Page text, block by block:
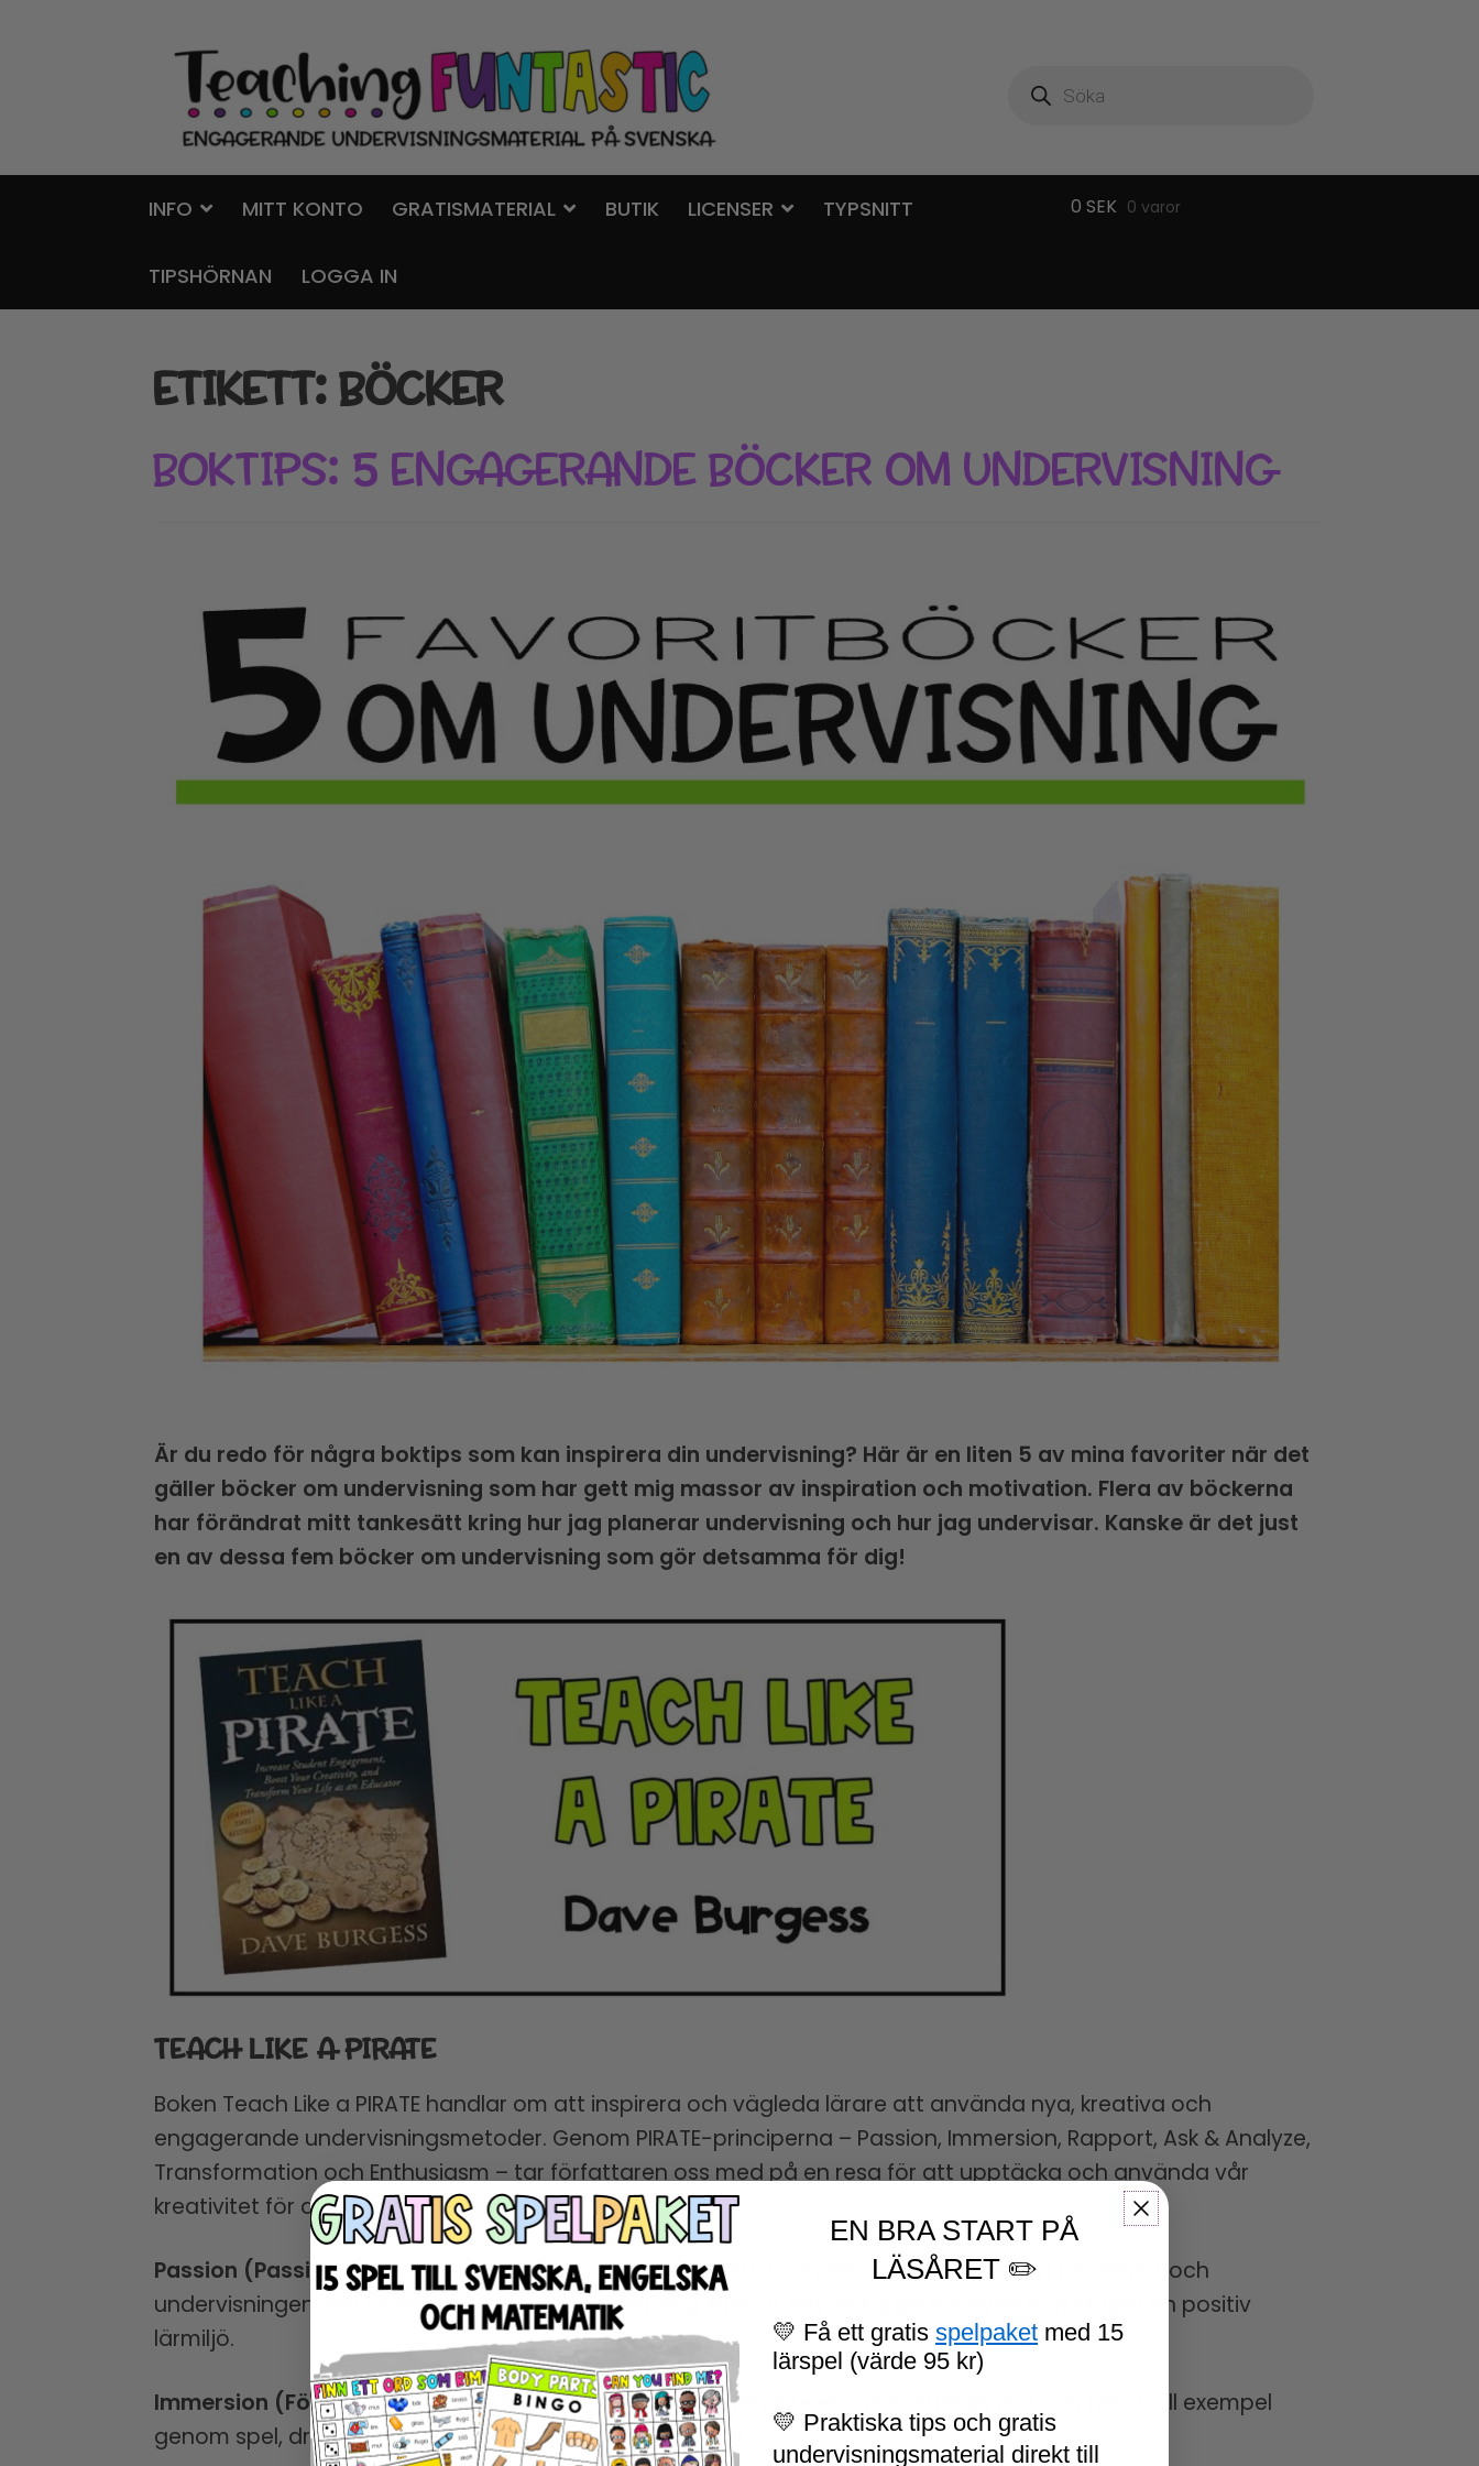
Hoppa
navigering
Gå
innehåll
INFO MITT KONTO GRATISMATERIAL BUTIK LICENSER TYPSNITT
TIPSHÖRNAN LOGGA IN
0 SEK 0 varor
ETIKETT:BÖCKER
BOKTIPS: 5 ENGAGERANDE BÖCKER OM UNDERVISNING
Är du redo för några boktips som kan inspirera din undervisning? Här är en liten 5 av mina favoriter när det
gäller böcker om undervisning som har gett mig massor av inspiration och motivation. Flera av böckerna
har förändrat mitt tankesätt kring hur jag planerar undervisning och hur jag undervisar. Kanske är det just
en av dessa fem böcker om undervisning som gör detsamma för dig!
TEACH LIKE A PIRATE
Boken Teach Like a PIRATE handlar om att inspirera och vägleda lärare att använda nya, kreativa och
engagerande undervisningsmetoder. Genom PIRATE-principerna – Passion, Immersion, Rapport, Ask & Analyze,
Transformation och Enthusiasm – tar författaren oss med på en resa för att upptäcka och använda vår
kreativitet för att engagera eleverna.
Passion (Passion):Författaren uppmuntrar lärare att hitta och dela sin egen passion för ämnet och
undervisningen. När läraren visar äkta engagemang smittar det av sig på eleverna och skapar en positiv
lärmiljö.
Immersion (Fördjupning):Boken betonar vikten av att fånga elevernas intresse helt och hållet, till exempel
genom spel, drama, musik och andra kreativa aktiviteter.
EN BRA START PÅ
LÄSÅRET ✏️
💛 Få ett gratis spelpaket med 15
lärspel (värde 95 kr)
💛 Praktiska tips och gratis
undervisningsmaterial direkt till